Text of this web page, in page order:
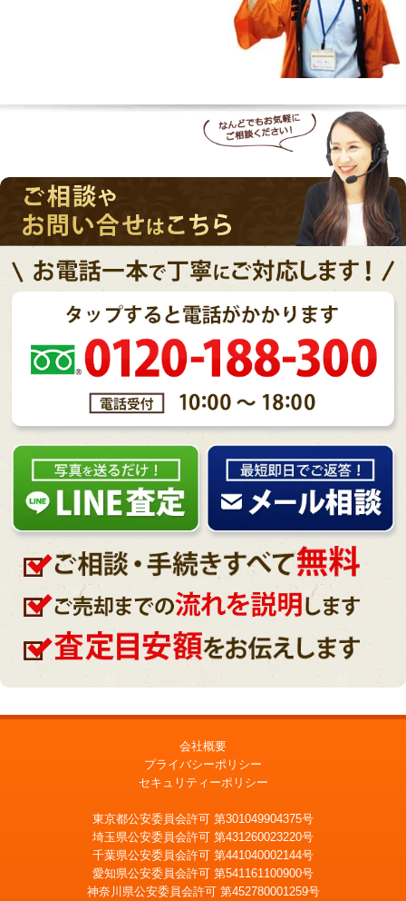
会社概要
プライバシーポリシー
セキュリティーポリシー
東京都公安委員会許可 第301049904375号
埼玉県公安委員会許可 第431260023220号
千葉県公安委員会許可 第441040002144号
愛知県公安委員会許可 第541161100900号
神奈川県公安委員会許可 第452780001259号